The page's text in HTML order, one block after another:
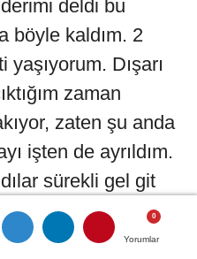
Yorumlar
Yorumlar
Yorumlar
deldi bu
böyle kaldım. 2
Dışarı
zaman
zaten şu anda
işten de ayrıldım.
sürekli gel git
çalışmıyorum.
bin lira ödedim,